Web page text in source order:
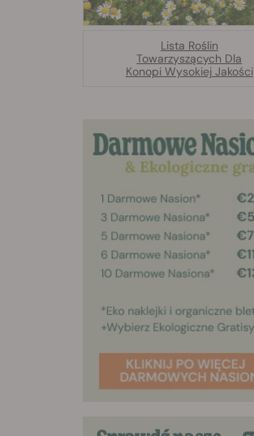
Lista Roślin
Towarzyszących Dla
Konopi Wysokiej Jakości